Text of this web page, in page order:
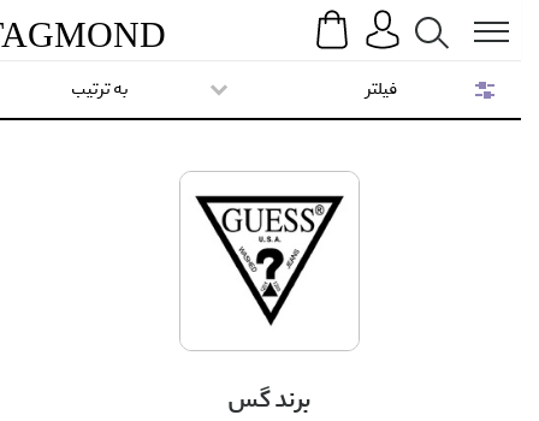
Search
TAGMOND
برند گس
به ترتیب فیلتر